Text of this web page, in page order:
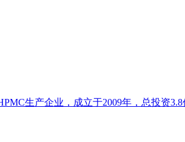
生产企业，成立于2009年，总投资3.8